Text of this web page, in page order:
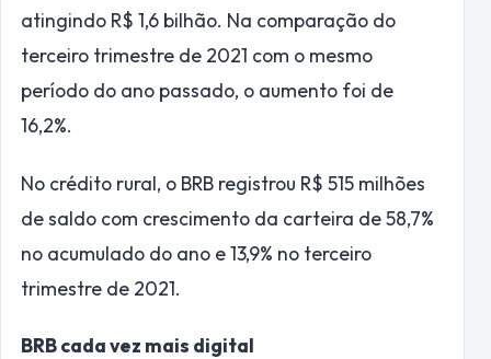
atingindo R$ 1,6 bilhão. Na comparação do
terceiro trimestre de 2021 com o mesmo
período do ano passado, o aumento foi de
16,2%.
No crédito rural, o BRB registrou R$ 515 milhões
de saldo com crescimento da carteira de 58,7%
no acumulado do ano e 13,9% no terceiro
trimestre de 2021.
BRB cada vez mais digital